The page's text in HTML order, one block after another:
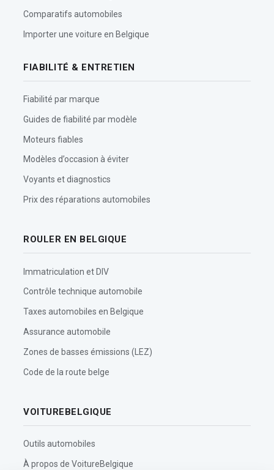
Comparatifs automobiles
Importer une voiture en Belgique
FIABILITÉ & ENTRETIEN
Fiabilité par marque
Guides de fiabilité par modèle
Moteurs fiables
Modèles d’occasion à éviter
Voyants et diagnostics
Prix des réparations automobiles
ROULER EN BELGIQUE
Immatriculation et DIV
Contrôle technique automobile
Taxes automobiles en Belgique
Assurance automobile
Zones de basses émissions (LEZ)
Code de la route belge
VOITUREBELGIQUE
Outils automobiles
À propos de VoitureBelgique